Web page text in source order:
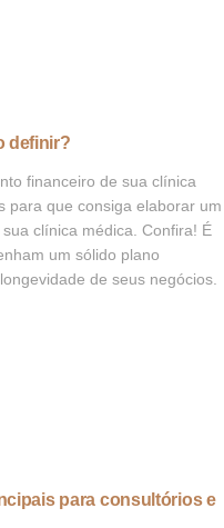
definir?
financeiro de sua clínica
para que consiga elaborar um
clínica médica. Confira! É
um sólido plano
de seus negócios.
para consultórios e